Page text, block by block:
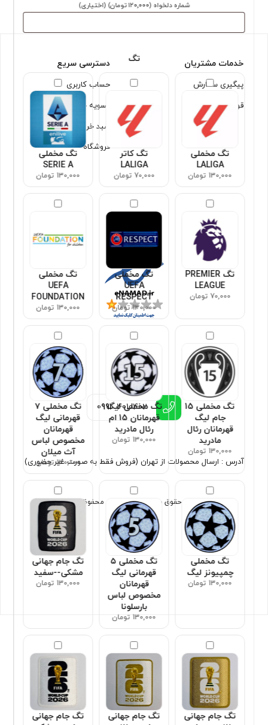
شماره دلخواه (۱۲۰٬۰۰۰ تومان) (اختیاری)
تگ
تگ مخملی
LALIGA
130,000 تومان
تگ کاتر
LALIGA
70,000 تومان
تگ مخملی
SERIE A
130,000 تومان
تگ PREMIER
LEAGUE
70,000 تومان
تگ مخملی
UEFA
RESPECT
130,000 تومان
تگ مخملی
UEFA
FOUNDATION
130,000 تومان
تگ مخملی 15
جام لیگ
قهرمانان رئال
مادرید
130,000 تومان
تگ مخملی لیگ
قهرمانان 15 ام
رئال مادرید
130,000 تومان
تگ مخملی ۷
قهرمانی لیگ
قهرمانان
مخصوص لباس
آث میلان
130,000 تومان
تگ مخملی
چمپیونز لیگ
130,000 تومان
تگ مخملی ۵
قهرمانی لیگ
قهرمانان
مخصوص لباس
بارسلونا
130,000 تومان
تگ جام جهانی
مشکی--سفید
130,000 تومان
تگ جام جهانی
تگ جام جهانی
تگ جام جهانی
خدمات مشتریان
پیگیری سفارش
قوانین و شرایط
دسترسی سریع
حساب کاربری
تسویه حساب
سبد خرید
فروشگاه
مجوزها
اطلاعات تماس
0991 4010402
آدرس : ارسال محصولات از تهران (فروش فقط به صورت غیر حضوری)
تمامی حقوق برای سون اسپورت محفوظ است